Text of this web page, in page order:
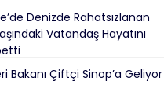
Denizde Rahatsızlanan
Vatandaş Hayatını
Bakanı Çiftçi Sinop’a Geliyor